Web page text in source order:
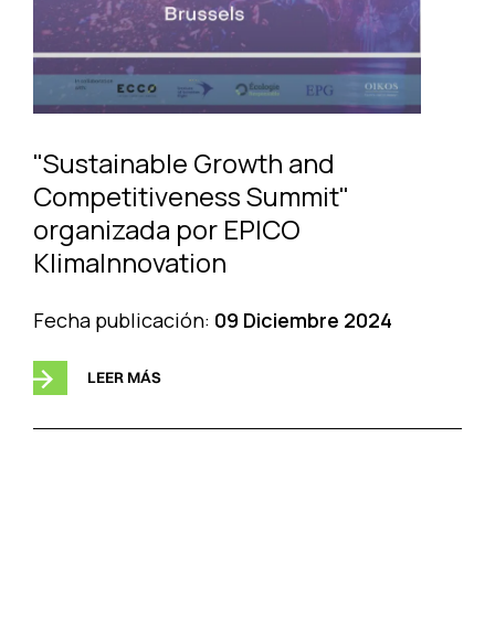
"Sustainable Growth and
Competitiveness Summit"
organizada por EPICO
KlimaInnovation
Fecha publicación: 09 Diciembre 2024
LEER MÁS